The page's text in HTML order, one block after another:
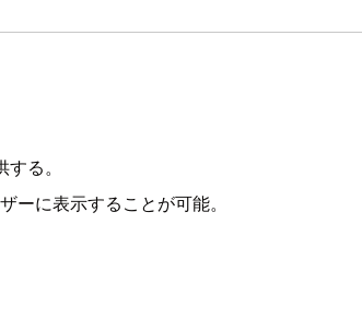
る。
ーに表示することが可能。